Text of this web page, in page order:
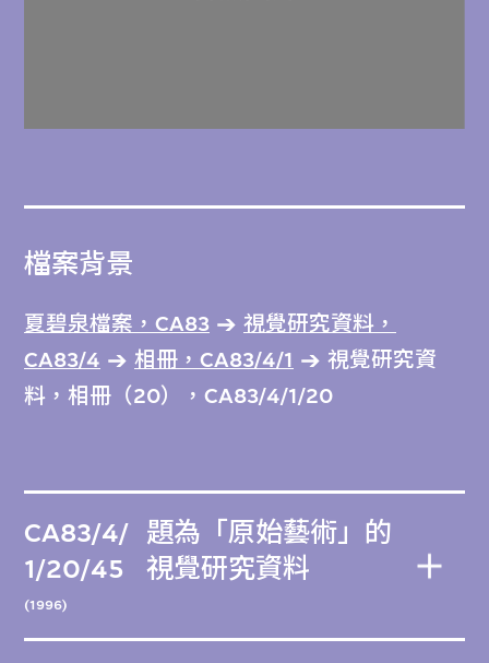
檔案背景
夏碧泉檔案，CA83
視覺研究資料，
CA83/4
相冊，CA83/4/1
視覺研究資
料，相冊（20），CA83/4/1/20
CA83/4/
1/20/45
(1996)
題為「原始藝術」的
視覺研究資料